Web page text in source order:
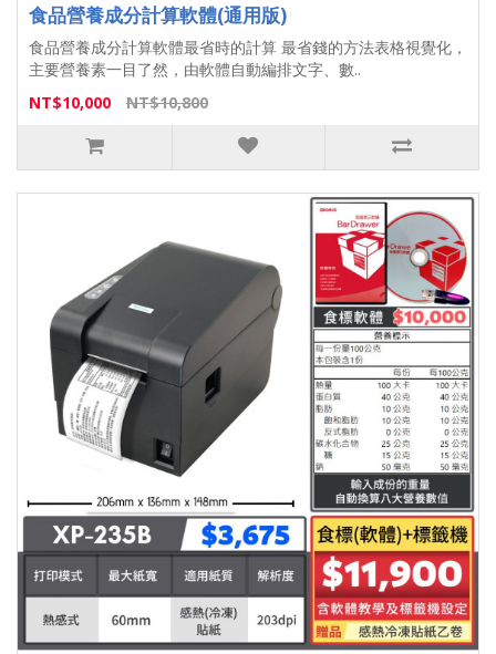
食品營養成分計算軟體(通用版)
食品營養成分計算軟體最省時的計算 最省錢的方法表格視覺化，
主要營養素一目了然，由軟體自動編排文字、數..
NT$10,000
NT$10,800